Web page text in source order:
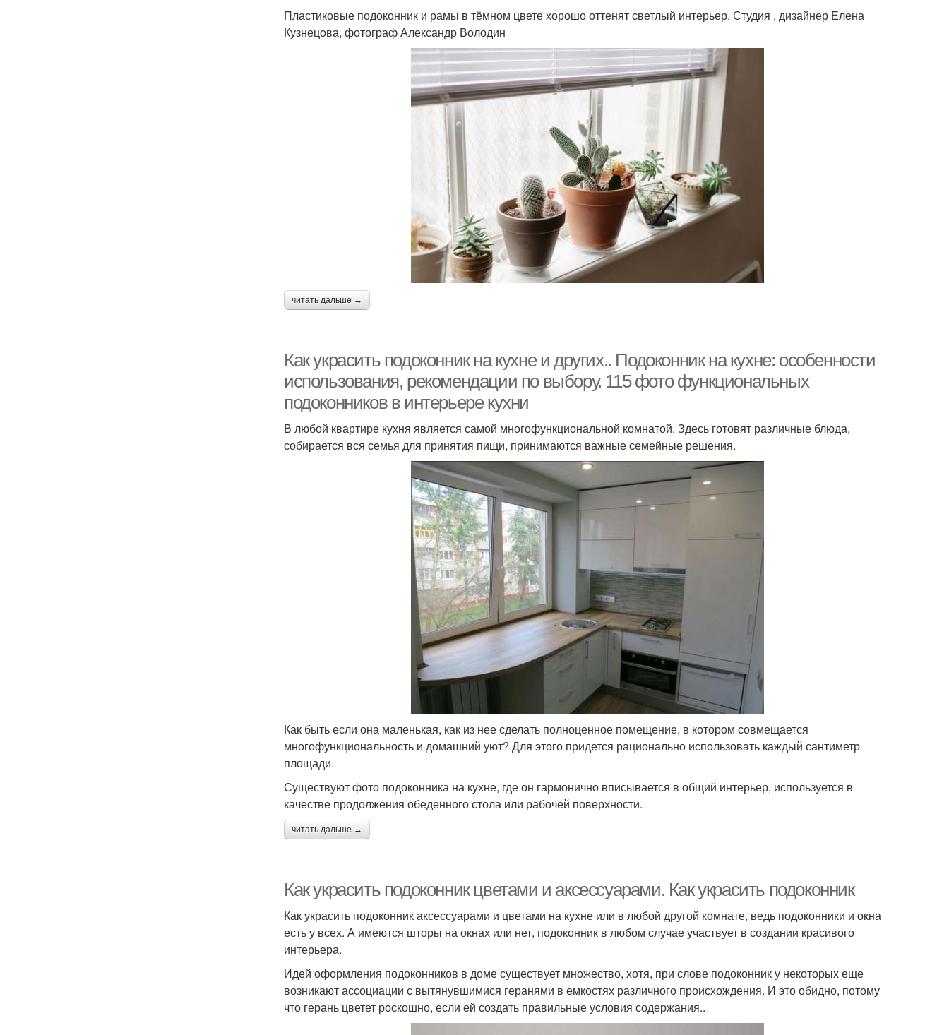
Пластиковые подоконник и рамы в тёмном цвете хорошо оттенят светлый интерьер. Студия , дизайнер Елена
Кузнецова, фотограф Александр Володин
читать дальше →
Как украсить подоконник на кухне и других.. Подоконник на кухне: особенности
использования, рекомендации по выбору. 115 фото функциональных
подоконников в интерьере кухни
В любой квартире кухня является самой многофункциональной комнатой. Здесь готовят различные блюда,
собирается вся семья для принятия пищи, принимаются важные семейные решения.
Как быть если она маленькая, как из нее сделать полноценное помещение, в котором совмещается
многофункциональность и домашний уют? Для этого придется рационально использовать каждый сантиметр
площади.
Существуют фото подоконника на кухне, где он гармонично вписывается в общий интерьер, используется в
качестве продолжения обеденного стола или рабочей поверхности.
читать дальше →
Как украсить подоконник цветами и аксессуарами. Как украсить подоконник
Как украсить подоконник аксессуарами и цветами на кухне или в любой другой комнате, ведь подоконники и окна
есть у всех. А имеются шторы на окнах или нет, подоконник в любом случае участвует в создании красивого
интерьера.
Идей оформления подоконников в доме существует множество, хотя, при слове подоконник у некоторых еще
возникают ассоциации с вытянувшимися геранями в емкостях различного происхождения. И это обидно, потому
что герань цветет роскошно, если ей создать правильные условия содержания..